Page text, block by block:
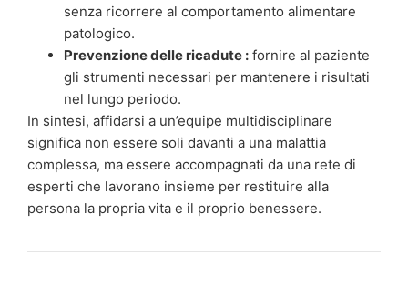
senza ricorrere al comportamento alimentare
patologico.
Prevenzione delle ricadute : fornire al paziente
gli strumenti necessari per mantenere i risultati
nel lungo periodo.
In sintesi, affidarsi a un’equipe multidisciplinare
significa non essere soli davanti a una malattia
complessa, ma essere accompagnati da una rete di
esperti che lavorano insieme per restituire alla
persona la propria vita e il proprio benessere.